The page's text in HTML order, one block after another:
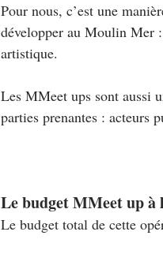
Pour nous, c’est une
développer au Moulin Mer
artistique.
Les MMeet ups sont aussi
parties prenantes : acteurs
Le budget MMeet up à
Le budget total de cette